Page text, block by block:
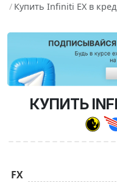
Купить Infiniti EX в
КУПИТЬ
FX